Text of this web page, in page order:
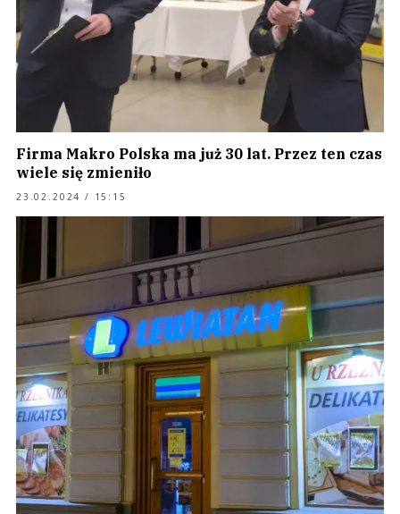
Firma Makro Polska ma już 30 lat. Przez ten czas
wiele się zmieniło
23.02.2024 / 15:15